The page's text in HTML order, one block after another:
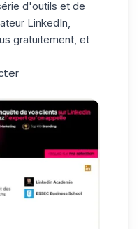
d'outils et de
LinkedIn,
gratuitement, et